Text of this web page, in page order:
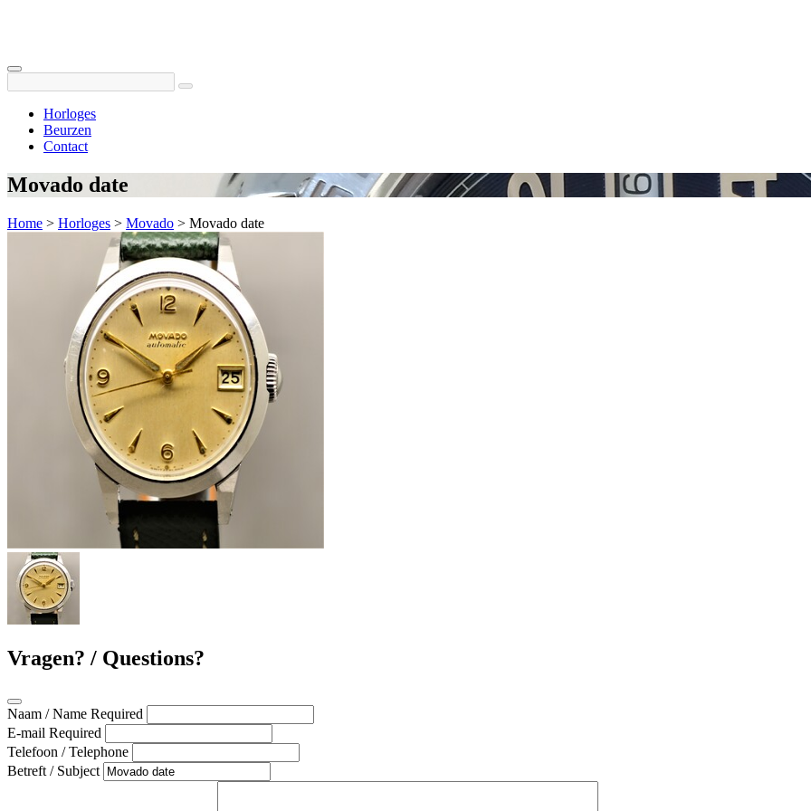
Horloges
Beurzen
Contact
Movado date
Home > Horloges > Movado > Movado date
Vragen? / Questions?
Naam / Name Required
E-mail Required
Telefoon / Telephone
Betreft / Subject